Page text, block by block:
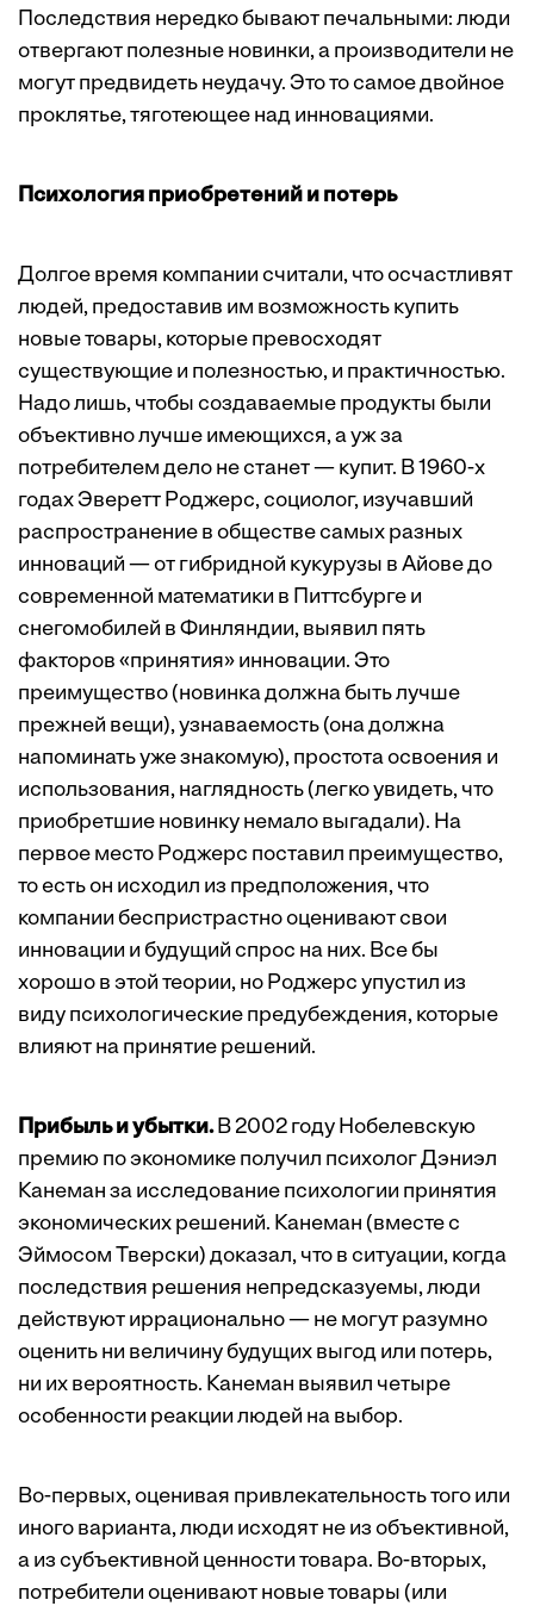
Последствия нередко бывают печальными: люди
отвергают полезные новинки, а производители не
могут предвидеть неудачу. Это то самое двойное
проклятье, тяготеющее над инновациями.
Психология приобретений и потерь
Долгое время компании считали, что осчастливят
людей, предоставив им возможность купить
новые товары, которые превосходят
существующие и полезностью, и практичностью.
Надо лишь, чтобы создаваемые продукты были
объективно лучше имеющихся, а уж за
потребителем дело не станет — купит. В 1960-х
годах Эверетт Роджерс, социолог, изучавший
распространение в обществе самых разных
инноваций — от гибридной кукурузы в Айове до
современной математики в Питтсбурге и
снегомобилей в Финляндии, выявил пять
факторов «принятия» инновации. Это
преимущество (новинка должна быть лучше
прежней вещи), узнаваемость (она должна
напоминать уже знакомую), простота освоения и
использования, наглядность (легко увидеть, что
приобретшие новинку немало выгадали). На
первое место Роджерс поставил преимущество,
то есть он исходил из предположения, что
компании беспристрастно оценивают свои
инновации и будущий спрос на них. Все бы
хорошо в этой теории, но Роджерс упустил из
виду психологические предубеждения, которые
влияют на принятие решений.
Прибыль и убытки.В 2002 году Нобелевскую
премию по экономике получил психолог Дэниэл
Канеман за исследование психологии принятия
экономических решений. Канеман (вместе с
Эймосом Тверски) доказал, что в ситуации, когда
последствия решения непредсказуемы, люди
действуют иррационально — не могут разумно
оценить ни величину будущих выгод или потерь,
ни их вероятность. Канеман выявил четыре
особенности реакции людей на выбор.
Во-первых, оценивая привлекательность того или
иного варианта, люди исходят не из объективной,
а из субъективной ценности товара. Во-вторых,
потребители оценивают новые товары (или